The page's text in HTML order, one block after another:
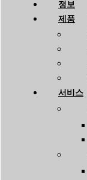
정보
제품
서비스